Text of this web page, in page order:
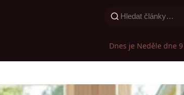
Dnes je Neděle dne